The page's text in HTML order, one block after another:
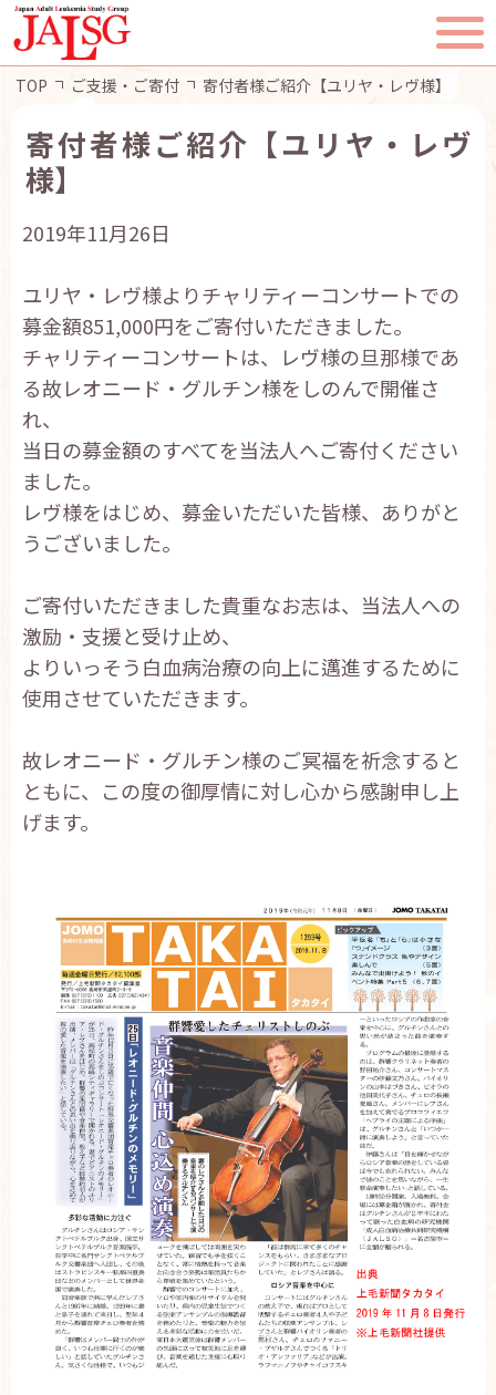
活動報告
一般・患者様へ
会員ページ
お問い合わせ
TOP ご支援・ご寄付 寄付者様ご紹介【ユリヤ・レヴ様】
寄付者様ご紹介【ユリヤ・レヴ
様】
2019年11月26日
ユリヤ・レヴ様よりチャリティーコンサートでの
募金額851,000円をご寄付いただきました。
チャリティーコンサートは、レヴ様の旦那様であ
る故レオニード・グルチン様をしのんで開催さ
れ、
当日の募金額のすべてを当法人へご寄付ください
ました。
レヴ様をはじめ、募金いただいた皆様、ありがと
うございました。
ご寄付いただきました貴重なお志は、当法人への
激励・支援と受け止め、
よりいっそう白血病治療の向上に邁進するために
使用させていただきます。
故レオニード・グルチン様のご冥福を祈念すると
ともに、この度の御厚情に対し心から感謝申し上
げます。